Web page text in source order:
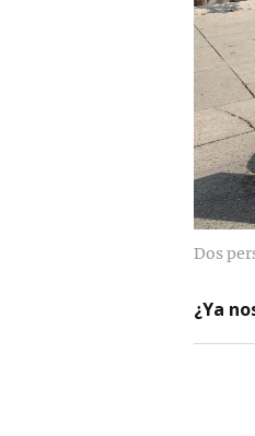
Dos
¿Ya